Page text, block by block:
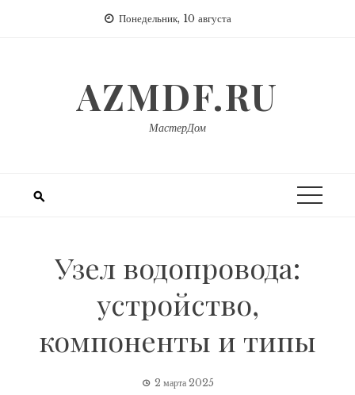
Понедельник, 10 августа
AZMDF.RU
МастерДом
Узел водопровода:
устройство,
компоненты и типы
2 марта 2025